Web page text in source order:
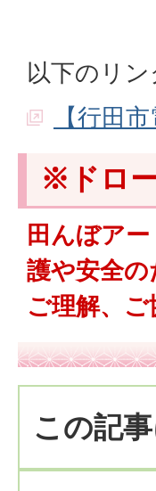
以下のリ
【行田
※ドロ
田んぼア
護や安全
ご理解、
この記